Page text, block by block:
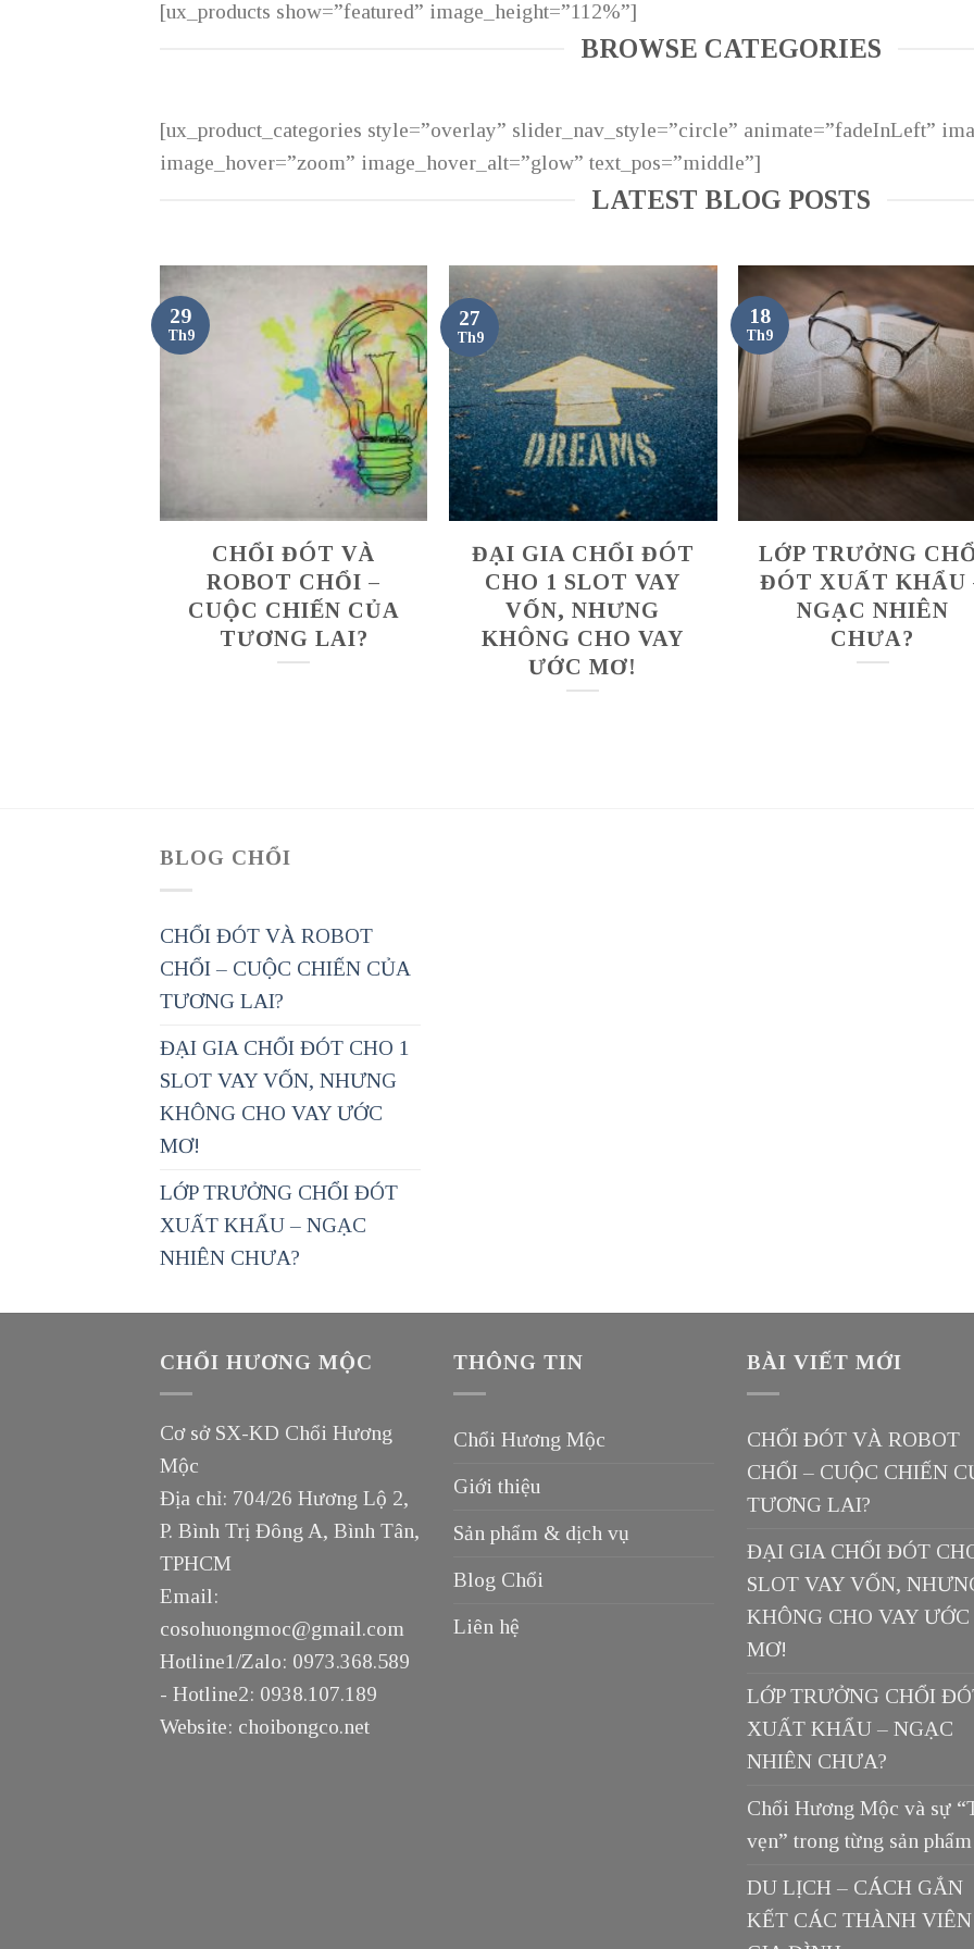
[ux_products show=”featured” image_height=”112%”]
BROWSE CATEGORIES
[ux_product_categories style=”overlay” slider_nav_style=”circle” animate=”fadeInLeft”
image_hover=”zoom” image_hover_alt=”glow” text_pos=”middle”]
LATEST BLOG POSTS
CHỔI ĐÓT VÀ
ROBOT CHỔI –
CUỘC CHIẾN CỦA
TƯƠNG LAI?
29
Th9
ĐẠI GIA CHỔI ĐÓT
CHO 1 SLOT VAY
VỐN, NHƯNG
KHÔNG CHO VAY
ƯỚC MƠ!
27
Th9
LỚP TRƯỞNG
ĐÓT XUẤT KHẨU
NGẠC NHIÊN
CHƯA?
18
Th9
BLOG CHỔI
CHỔI ĐÓT VÀ ROBOT
CHỔI – CUỘC CHIẾN CỦA
TƯƠNG LAI?
ĐẠI GIA CHỔI ĐÓT CHO 1
SLOT VAY VỐN, NHƯNG
KHÔNG CHO VAY ƯỚC
MƠ!
LỚP TRƯỞNG CHỔI ĐÓT
XUẤT KHẨU – NGẠC
NHIÊN CHƯA?
CHỔI HƯƠNG MỘC
Cơ sở SX-KD Chổi Hương
Mộc
Địa chỉ: 704/26 Hương Lộ 2,
P. Bình Trị Đông A, Bình Tân,
TPHCM
Email:
cosohuongmoc@gmail.com
Hotline1/Zalo: 0973.368.589
- Hotline2: 0938.107.189
Website: choibongco.net
THÔNG TIN
Chổi Hương Mộc
Giới thiệu
Sản phẩm & dịch vụ
Blog Chổi
Liên hệ
BÀI VIẾT MỚI
CHỔI ĐÓT VÀ ROBOT
CHỔI – CUỘC CHIẾN
TƯƠNG LAI?
ĐẠI GIA CHỔI ĐÓT
SLOT VAY VỐN,
KHÔNG CHO VAY ƯỚC
MƠ!
LỚP TRƯỞNG CHỔI
XUẤT KHẨU – NGẠC
NHIÊN CHƯA?
Chổi Hương Mộc và sự
vẹn” trong từng sản phẩm
DU LỊCH – CÁCH GẮN
KẾT CÁC THÀNH VIÊN